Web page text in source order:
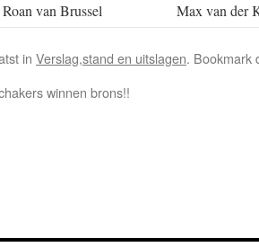
Roan van Brussel Max van der
in Verslag,stand en uitslagen. Bookmark
winnen brons!!